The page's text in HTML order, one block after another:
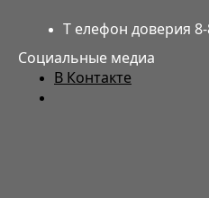
Т елефон доверия
Социальные медиа
В Контакте